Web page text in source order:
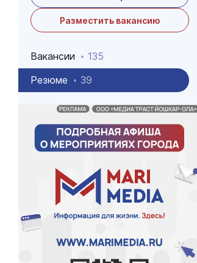
Разместить вакансию
Вакансии
135
Резюме
39